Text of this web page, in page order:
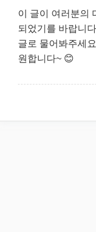
이 글이 여러분의
되었기를 바랍니
글로 물어봐주세
원합니다~ 😊